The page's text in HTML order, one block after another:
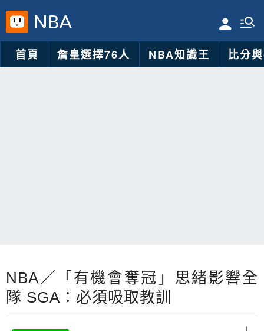
首頁 詹皇選擇76人 NBA知識王 比分
NBA／「有機會奪冠」思緒影響全
隊 SGA：必須吸取教訓